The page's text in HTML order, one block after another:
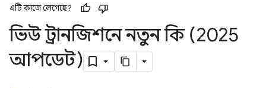
এটি কাজে লেগেছে?
ভিউ ট্রানজিশনে নতুন কি (2025
আপডেট)